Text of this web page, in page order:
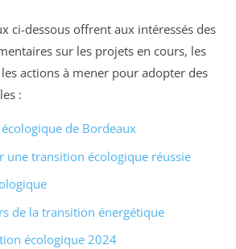
ci-dessous offrent aux intéressés des
sur les projets en cours, les
actions à mener pour adopter des
:
de Bordeaux
une transition écologique réussie
de la transition énergétique
écologique 2024